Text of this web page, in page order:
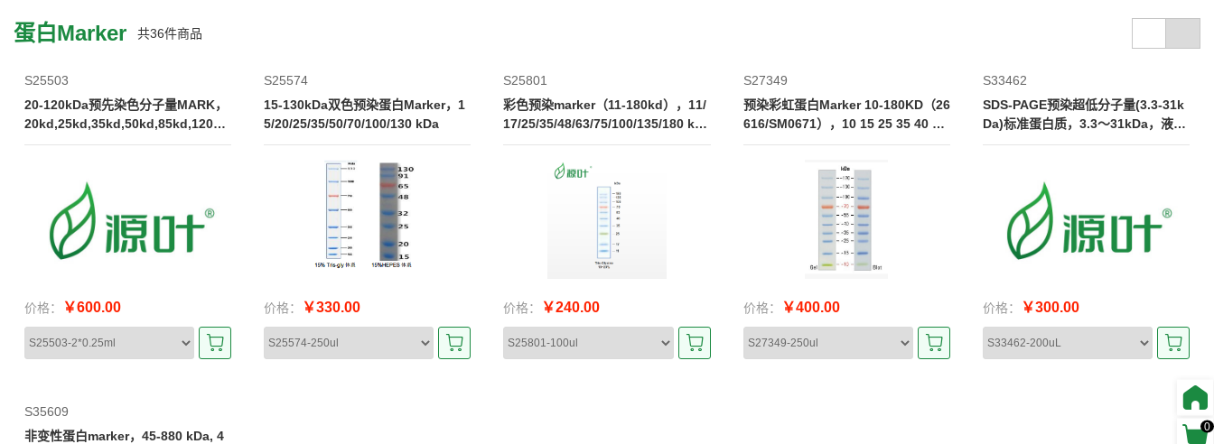
蛋白Marker 共36件商品
S25503
20-120kDa预先染色分子量MARK，
20kd,25kd,35kd,50kd,85kd,120k
d,
价格： ￥600.00
S25574
15-130kDa双色预染蛋白Marker，1
5/20/25/35/50/70/100/130 kDa
价格： ￥330.00
S25801
彩色预染marker（11-180kd），11/
17/25/35/48/63/75/100/135/180 kD
a
价格： ￥240.00
S27349
预染彩虹蛋白Marker 10-180KD（26
616/SM0671），10 15 25 35 40 55
70 100 130 180KDa
价格： ￥400.00
S33462
SDS-PAGE预染超低分子量(3.3-31k
Da)标准蛋白质，3.3～31kDa，液体,
5条带
价格： ￥300.00
S35609
非变性蛋白marker，45-880 kDa, 4
0